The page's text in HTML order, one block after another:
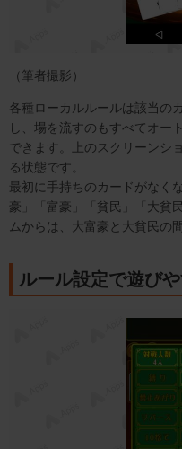
（筆者撮影）
各種ローカルルールは該当の
し、場を流すのもすべてオー
できます。上のスクリーンシ
る状態です。
最初に手持ちのカードがなく
豪」「富豪」「貧民」「大貧
ムからは、大富豪と大貧民の
ルール設定で遊び